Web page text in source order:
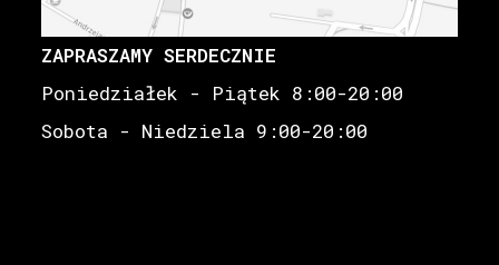
ZAPRASZAMY SERDECZNIE
Poniedziałek - Piątek 8:00-20:00
Sobota - Niedziela 9:00-20:00